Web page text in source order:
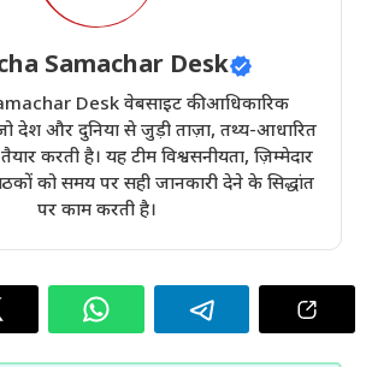
Samachar Desk
Desk वेबसाइट की आधिकारिक
देश और दुनिया से जुड़ी ताज़ा, तथ्य-आधारित
करती है। यह टीम विश्वसनीयता, ज़िम्मेदार
को समय पर सही जानकारी देने के सिद्धांत
पर काम करती है।